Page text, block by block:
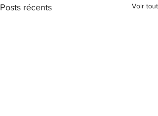
Posts récents Voir tout